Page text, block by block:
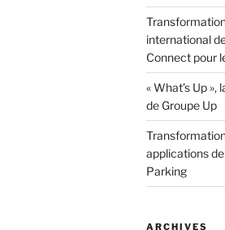
international
Connect pour
« What’s Up
de Groupe Up
applications
Parking
ARCHIVES